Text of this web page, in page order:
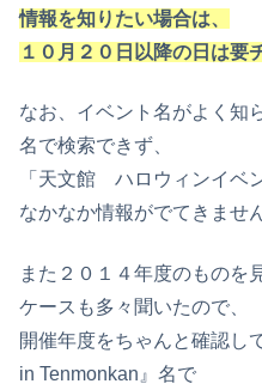
情報を知りたい場合は、
１０月２０日以降の日は要
なお、イベント名がよく知
名で検索できず、
「天文館 ハロウィンイベ
なかなか情報がでてきませ
また２０１４年度のものを
ケースも多々聞いたので、
開催年度をちゃんと確認し
in Tenmonkan』名で